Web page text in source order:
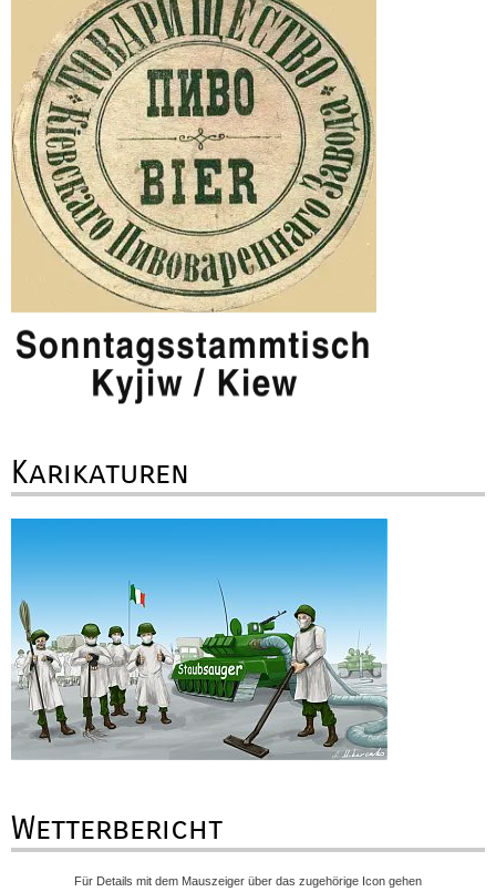
Karikaturen
Wetterbericht
Für Details mit dem Mauszeiger über das zugehörige Icon gehen